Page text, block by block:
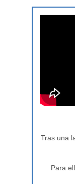
Tras una
Para